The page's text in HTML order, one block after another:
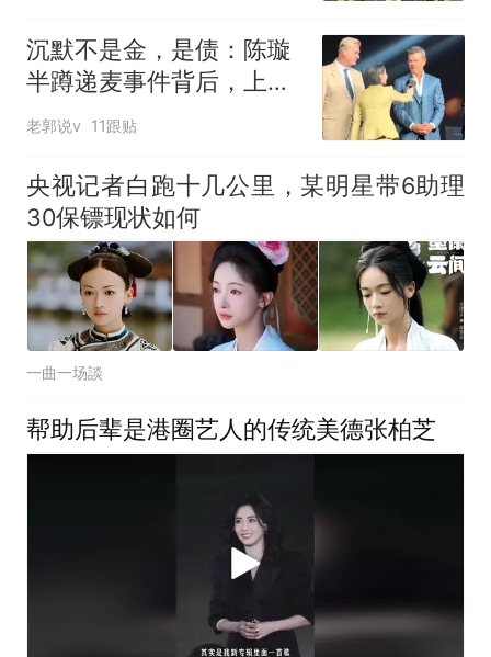
沉默不是金，是债：陈璇
半蹲递麦事件背后，上海
台的"冷处理"正在透支什
老郭说v 11跟贴
央视记者白跑十几公里，某明星带6助理
30保镖现状如何
一曲一场談
帮助后辈是港圈艺人的传统美德张柏芝